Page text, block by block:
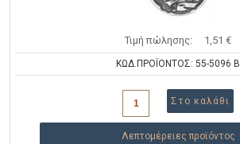
Τιμή πώλησης: 1,51 €
ΚΩΔ.ΠΡΟΪΟΝΤΟΣ: 55-5096 B
Λεπτομέρειες προϊόντος